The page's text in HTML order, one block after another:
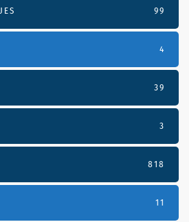
99
4
39
3
818
11